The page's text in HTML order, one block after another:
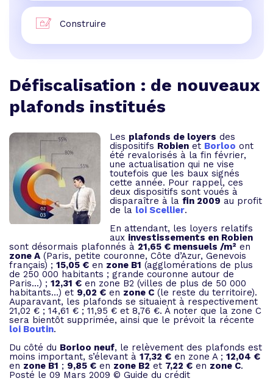
Construire
Défiscalisation : de nouveaux
plafonds institués
Les plafonds de loyers des
dispositifs Robien et Borloo ont
été revalorisés à la fin février,
une actualisation qui ne vise
toutefois que les baux signés
cette année. Pour rappel, ces
deux dispositifs sont voués à
disparaître à la fin 2009 au profit
de la loi Scellier.
En attendant, les loyers relatifs
aux investissements en Robien
sont désormais plafonnés à 21,65 € mensuels /m² en
zone A (Paris, petite couronne, Côte d’Azur, Genevois
français) ; 15,05 € en zone B1 (agglomérations de plus
de 250 000 habitants ; grande couronne autour de
Paris...) ; 12,31 € en zone B2 (villes de plus de 50 000
habitants…) et 9,02 € en zone C (le reste du territoire).
Auparavant, les plafonds se situaient à respectivement
21,02 € ; 14,61 € ; 11,95 € et 8,76 €. À noter que la zone C
sera bientôt supprimée, ainsi que le prévoit la récente
loi Boutin.
Du côté du Borloo neuf, le relèvement des plafonds est
moins important, s’élevant à 17,32 € en zone A ; 12,04 €
en zone B1 ; 9,85 € en zone B2 et 7,22 € en zone C.
Posté le 09 Mars 2009 © Guide du crédit